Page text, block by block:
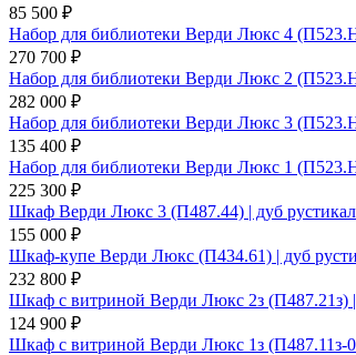
85 500 ₽
Набор для библиотеки Верди Люкс 4
270 700 ₽
Набор для библиотеки Верди Люкс 2
282 000 ₽
Набор для библиотеки Верди Люкс 3
135 400 ₽
Набор для библиотеки Верди Люкс 1
225 300 ₽
Шкаф Верди Люкс 3 (П487.44) | дуб
155 000 ₽
Шкаф-купе Верди Люкс (П434.61) | дуб
232 800 ₽
Шкаф с витриной Верди Люкс 2з (П487.21з) |
124 900 ₽
Шкаф с витриной Верди Люкс 1з (П487.11з-